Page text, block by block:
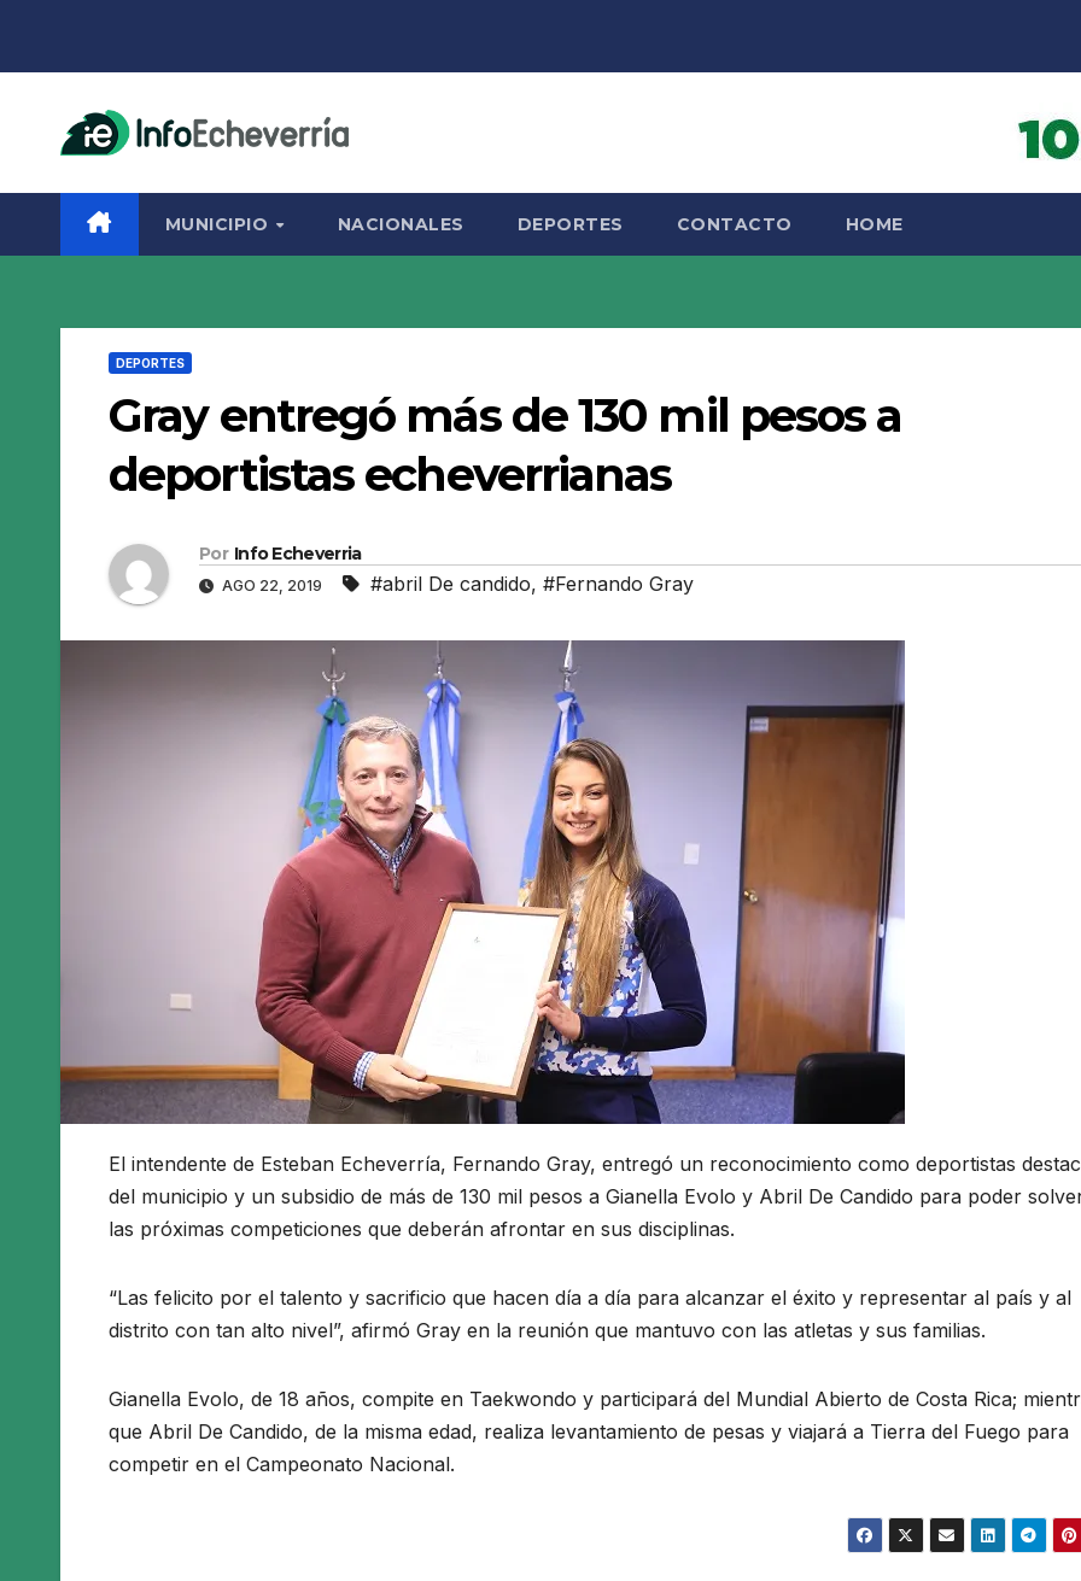
MUNICIPIO NACIONALES DEPORTES CONTACTO HOME
DEPORTES
Gray entregó más de 130 mil pesos a
deportistas echeverrianas
Por Info Echeverria
AGO 22, 2019 #abril De candido, #Fernando Gray
El intendente de Esteban Echeverría, Fernando Gray, entregó un reconocimiento como deportistas
del municipio y un subsidio de más de 130 mil pesos a Gianella Evolo y Abril De Candido para poder
las próximas competiciones que deberán afrontar en sus disciplinas.
“Las felicito por el talento y sacrificio que hacen día a día para alcanzar el éxito y representar al país y al
distrito con tan alto nivel”, afirmó Gray en la reunión que mantuvo con las atletas y sus familias.
Gianella Evolo, de 18 años, compite en Taekwondo y participará del Mundial Abierto de Costa Rica;
que Abril De Candido, de la misma edad, realiza levantamiento de pesas y viajará a Tierra del Fuego para
competir en el Campeonato Nacional.